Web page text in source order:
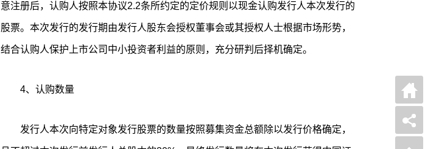
意注册后，认购人按照本协议2.2条所约定的定价规则以现金认购发行人本次发行的
股票。本次发行的发行期由发行人股东会授权董事会或其授权人士根据市场形势，
结合认购人保护上市公司中小投资者利益的原则，充分研判后择机确定。
4、认购数量
发行人本次向特定对象发行股票的数量按照募集资金总额除以发行价格确定，